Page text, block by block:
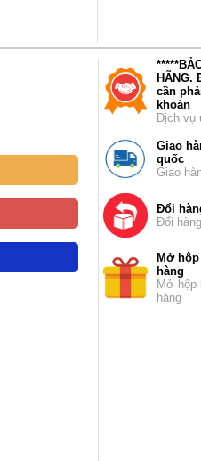
HÃNG.
cần
khoản
Dịch vụ
Giao
quốc
Giao
Đổi
Đổi
Mở
hàng
Mở hộp
hàng